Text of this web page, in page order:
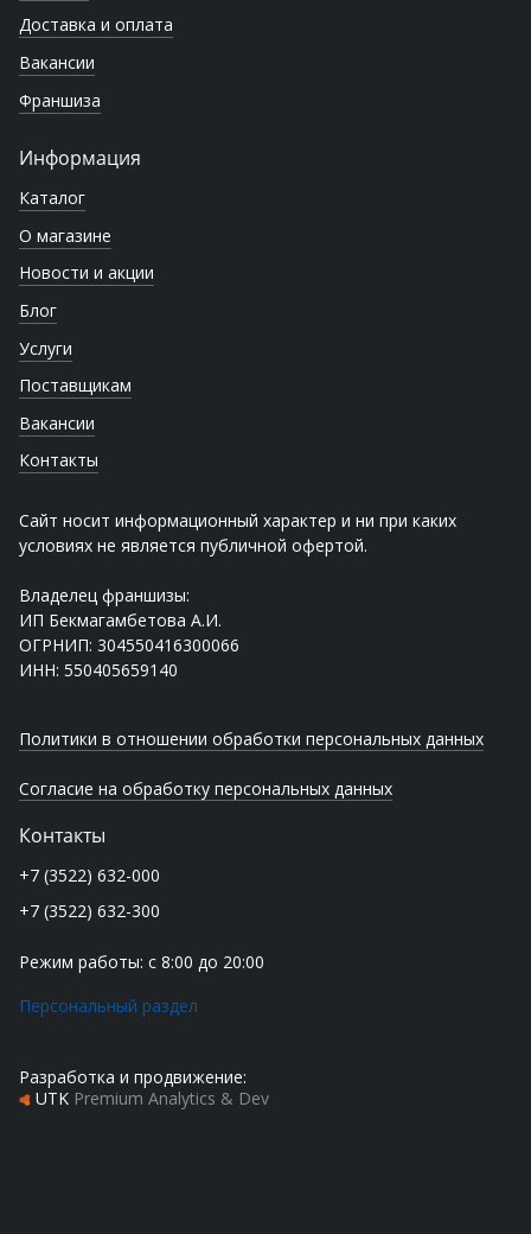
Доставка и оплата
Вакансии
Франшиза
Информация
Каталог
О магазине
Новости и акции
Блог
Услуги
Поставщикам
Вакансии
Контакты
Сайт носит информационный характер и ни при каких
условиях не является публичной офертой.
Владелец франшизы:
ИП Бекмагамбетова А.И.
ОГРНИП: 304550416300066
ИНН: 550405659140
Политики в отношении обработки персональных данных
Согласие на обработку персональных данных
Контакты
+7 (3522) 632-000
+7 (3522) 632-300
Режим работы: с 8:00 до 20:00
Персональный раздел
Разработка и продвижение:
UTK Premium Analytics & Dev